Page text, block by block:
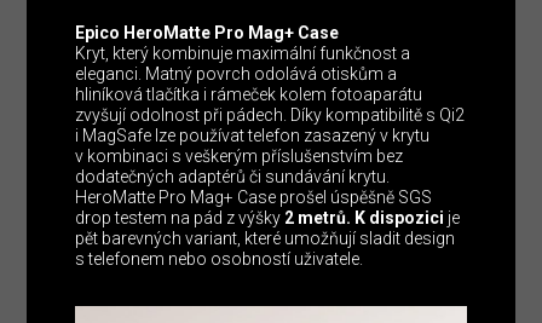
Epico HeroMatte Pro Mag+ Case
Kryt, který kombinuje maximální funkčnost a
eleganci. Matný povrch odolává otiskům a
hliníková tlačítka i rámeček kolem fotoaparátu
zvyšují odolnost při pádech. Díky kompatibilitě s Qi2
i MagSafe lze používat telefon zasazený v krytu
v kombinaci s veškerým příslušenstvím bez
dodatečných adaptérů či sundávání krytu.
HeroMatte Pro Mag+ Case prošel úspěšně SGS
drop testem na pád z výšky 2 metrů. K dispozici je
pět barevných variant, které umožňují sladit design
s telefonem nebo osobností uživatele.